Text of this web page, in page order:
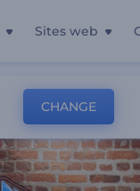
Sites web
CHANGE